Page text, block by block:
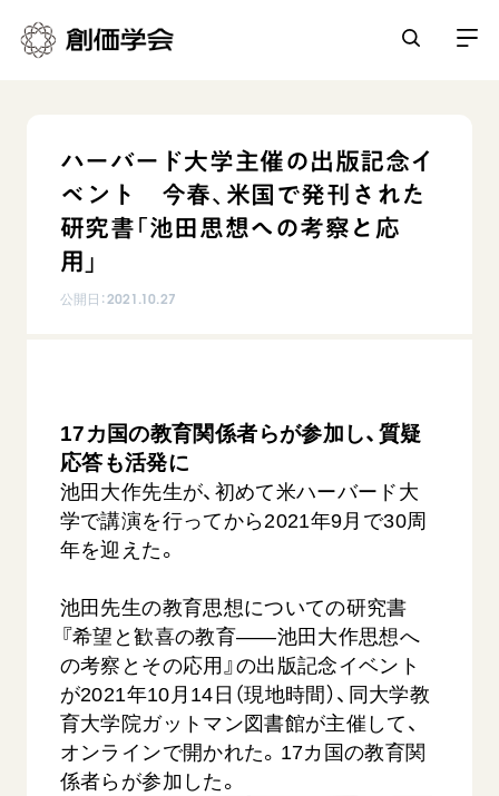
自他共の幸福
御本尊
日蓮大聖人
創価学会の三代会長
初代会長・牧口常三郎先生
第2代会長・戸田城聖先生
第3代会長・池田大作先生
日常の活動
学会永遠の五指針
主な行事
年間の活動について
友人葬
彼岸
平和・文化・教育
「持続可能な開発目標（SDGs）」の取り組み
人道支援
音楽活動
展示活動
図書贈呈
世界の創価学会の歴史
創価学会 会憲
創価学会 会則
創価学会 社会憲章
会長・理事長・各部長の紹介
略年表
入会について
関連団体
会員サポート
座談会御書ｅ講義
小説『新・人間革命』『人間革命』要旨
御書検索［新版］
関連リンク
創価学会総本部
墓地公園・納骨堂
聖教電子版
聖教ブックストア
soka youth media
Soka Gakkai グローバルサイト
ご意見
ご利用にあたって
ハーバード大学主催の出版記念イ
ベント 今春、米国で発刊された
研究書「池田思想への考察と応
用」
公開日：2021.10.27
17カ国の教育関係者らが参加し、質疑
応答も活発に
池田大作先生が、初めて米ハーバード大
学で講演を行ってから2021年9月で30周
年を迎えた。
池田先生の教育思想についての研究書
『希望と歓喜の教育――池田大作思想へ
の考察とその応用』の出版記念イベント
が2021年10月14日（現地時間）、同大学教
育大学院ガットマン図書館が主催して、
オンラインで開かれた。17カ国の教育関
係者らが参加した。